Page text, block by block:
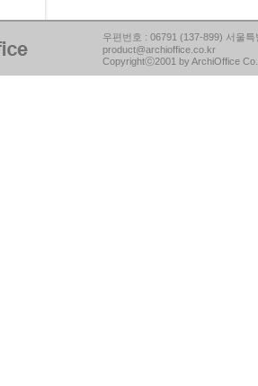
우편번호 : 06791 (137-899) 서울
product@archioffice.co.kr
Copyrightⓒ2001 by ArchiOffice